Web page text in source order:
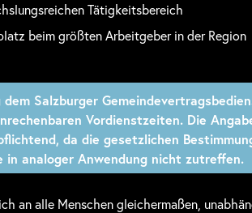
Tätigkeitsbereich
beim größten Arbeitgeber in der Region
Salzburger
Vordienstzeiten. Die
da die gesetzlichen
in analoger Anwendung nicht zutreffen.
an alle Menschen gleichermaßen,